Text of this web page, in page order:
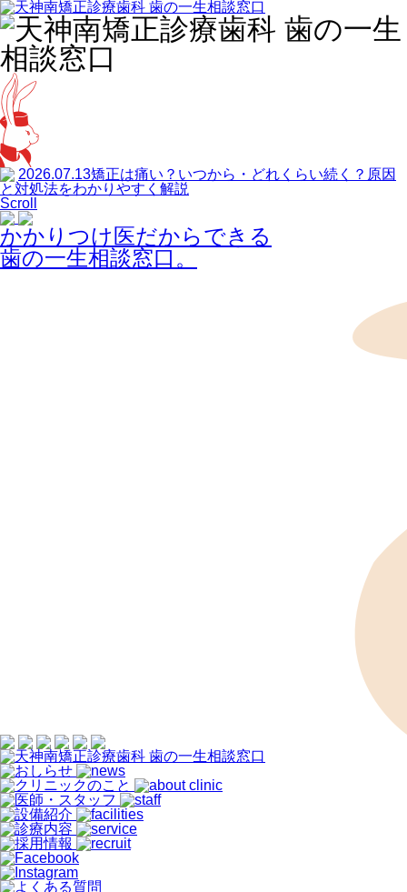
2026.07.13矯正は痛い？いつから・どれくらい続く？原因
と対処法をわかりやすく解説
Scroll
かかりつけ医だからできる
歯の一生相談窓口。